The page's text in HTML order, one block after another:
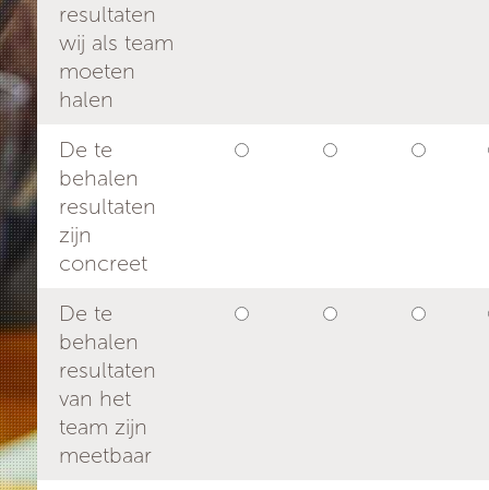
resultaten
wij als team
moeten
halen
De te
behalen
resultaten
zijn
concreet
De te
behalen
resultaten
van het
team zijn
meetbaar